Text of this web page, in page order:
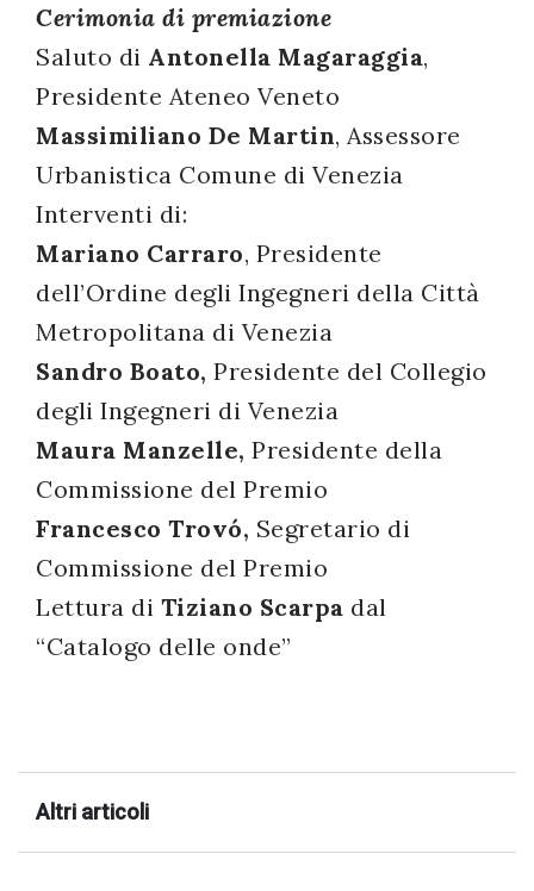
Cerimonia di premiazione
Saluto di Antonella Magaraggia,
Presidente Ateneo Veneto
Massimiliano De Martin, Assessore
Urbanistica Comune di Venezia
Interventi di:
Mariano Carraro, Presidente
dell’Ordine degli Ingegneri della Città
Metropolitana di Venezia
Sandro Boato, Presidente del Collegio
degli Ingegneri di Venezia
Maura Manzelle, Presidente della
Commissione del Premio
Francesco Trovó, Segretario di
Commissione del Premio
Lettura di Tiziano Scarpa dal
“Catalogo delle onde”
Altri articoli